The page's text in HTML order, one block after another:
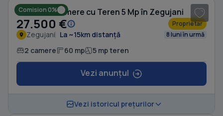
Comision 0%
Casă cu 2 camere cu Teren 5 Mp în Zegujani
27.500 € Proprietar
Zegujani La ~15km distanță 8 luni în urmă
2 camere 60 mp 5 mp teren
Vezi anunțul
Vezi istoricul prețurilor